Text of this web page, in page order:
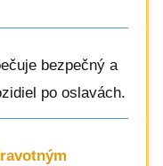
bezpečný a
po oslavách.